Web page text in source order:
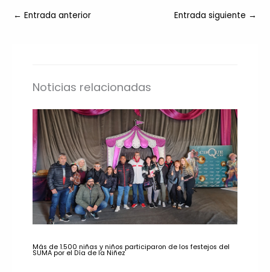
← Entrada anterior Entrada siguiente →
Noticias relacionadas
Más de 1.500 niñas y niños participaron de los festejos del
SUMA por el Día de la Niñez